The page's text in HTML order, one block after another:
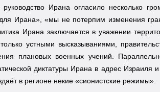
Ирана огласило несколько
Ирана», «мы не потерпим изменения
Ирана заключается в уважении
только устными высказываниями,
плановых военных учений.
диктатуры Ирана в адрес Израиля
в регионе некие «сионистские режимы».